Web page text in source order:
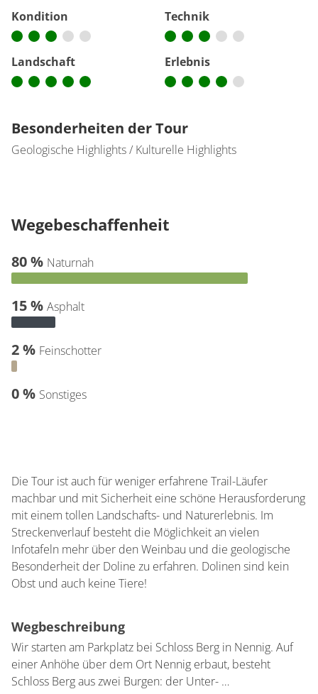
Kondition Technik
Landschaft Erlebnis
Besonderheiten der Tour
Geologische Highlights / Kulturelle Highlights
Wegebeschaffenheit
80 % Naturnah
15 % Asphalt
2 % Feinschotter
0 % Sonstiges
Die Tour ist auch für weniger erfahrene Trail-Läufer
machbar und mit Sicherheit eine schöne Herausforderung
mit einem tollen Landschafts- und Naturerlebnis. Im
Streckenverlauf besteht die Möglichkeit an vielen
Infotafeln mehr über den Weinbau und die geologische
Besonderheit der Doline zu erfahren. Dolinen sind kein
Obst und auch keine Tiere!
Wegbeschreibung
Wir starten am Parkplatz bei Schloss Berg in Nennig. Auf
einer Anhöhe über dem Ort Nennig erbaut, besteht
Schloss Berg aus zwei Burgen: der Unter- …